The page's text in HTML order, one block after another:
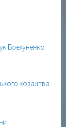
Брехуненко
козацтва